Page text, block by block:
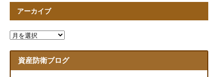
アーカイブ
資産防衛ブログ